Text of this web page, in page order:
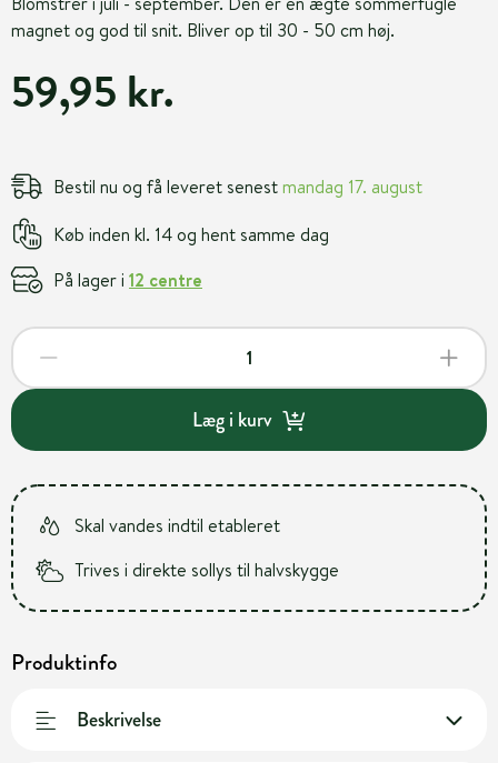
magnet og god til snit. Bliver op til 30 - 50 cm høj.
59,95 kr.
Bestil nu og få leveret senestmandag 17. august
Køb inden kl. 14 og hent samme dag
På lager i 12 centre
Læg i kurv
Skal vandes indtil etableret
Trives i direkte sollys til halvskygge
Produktinfo
Beskrivelse